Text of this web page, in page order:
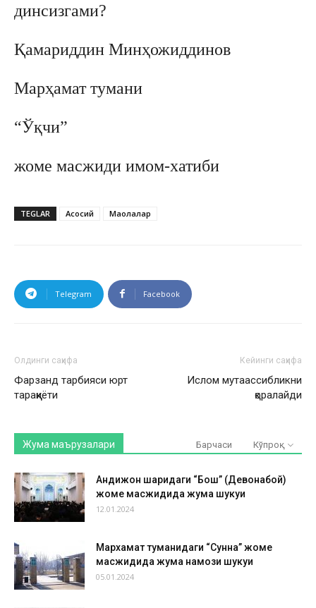
динсизгами?
Қамариддин Минҳожиддинов
Марҳамат тумани
“Ўқчи”
жоме масжиди имом-хатиби
TEGLAR Асосий Мақолалар
Telegram Facebook
Олдинги саҳифа
Фарзанд тарбияси юрт
тараққиёти
Кейинги саҳифа
Ислом мутаассибликни
қоралайди
Жума маърузалари Барчаси Кўпроқ
Андижон шаҳридаги “Бош” (Девонабой)
жоме масжидида жума шукуҳи
12.01.2024
Мархамат туманидаги “Сунна” жоме
масжидида жума намози шукуҳи
05.01.2024